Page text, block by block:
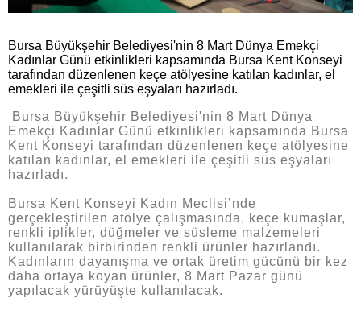
Bursa Büyükşehir Belediyesi'nin 8 Mart Dünya Emekçi
Kadınlar Günü etkinlikleri kapsamında Bursa Kent Konseyi
tarafından düzenlenen keçe atölyesine katılan kadınlar, el
emekleri ile çeşitli süs eşyaları hazırladı.
Bursa Büyükşehir Belediyesi'nin 8 Mart Dünya
Emekçi Kadınlar Günü etkinlikleri kapsamında Bursa
Kent Konseyi tarafından düzenlenen keçe atölyesine
katılan kadınlar, el emekleri ile çeşitli süs eşyaları
hazırladı.
Bursa Kent Konseyi Kadın Meclisi’nde
gerçekleştirilen atölye çalışmasında, keçe kumaşlar,
renkli iplikler, düğmeler ve süsleme malzemeleri
kullanılarak birbirinden renkli ürünler hazırlandı.
Kadınların dayanışma ve ortak üretim gücünü bir kez
daha ortaya koyan ürünler, 8 Mart Pazar günü
yapılacak yürüyüşte kullanılacak.